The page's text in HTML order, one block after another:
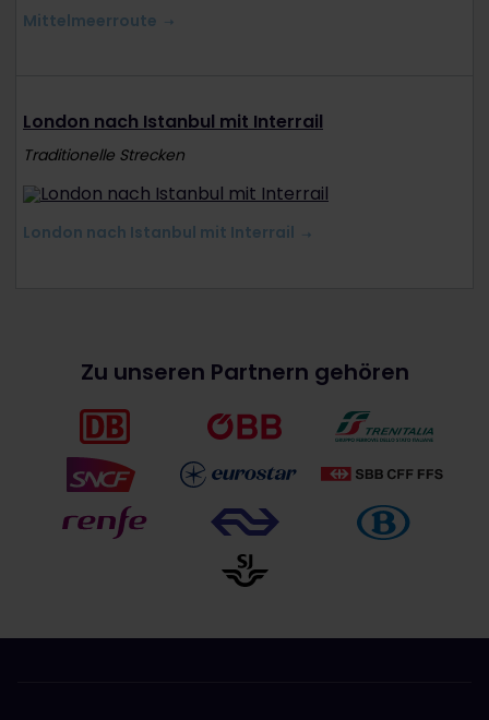
Mittelmeerroute
London nach Istanbul mit Interrail
Traditionelle Strecken
London nach Istanbul mit Interrail
Zu unseren Partnern gehören